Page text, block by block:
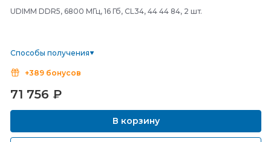
UDIMM DDR5, 6800 МГц, 16 Гб, CL34, 44 44 84, 2 шт.
Способы получения
+389 бонусов
71 756 ₽
В корзину